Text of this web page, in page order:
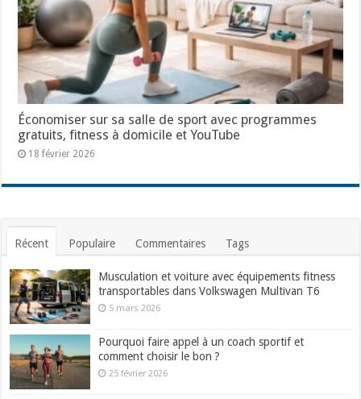
Économiser sur sa salle de sport avec programmes
gratuits, fitness à domicile et YouTube
18 février 2026
Récent Populaire Commentaires Tags
Musculation et voiture avec équipements fitness
transportables dans Volkswagen Multivan T6
5 mars 2026
Pourquoi faire appel à un coach sportif et
comment choisir le bon ?
25 février 2026